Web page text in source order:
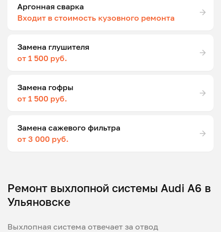
Аргонная сварка
Входит в стоимость кузовного ремонта
Замена глушителя
от 1 500 руб.
Замена гофры
от 1 500 руб.
Замена сажевого фильтра
от 3 000 руб.
Ремонт выхлопной системы Audi A6 в
Ульяновске
Выхлопная система отвечает за отвод